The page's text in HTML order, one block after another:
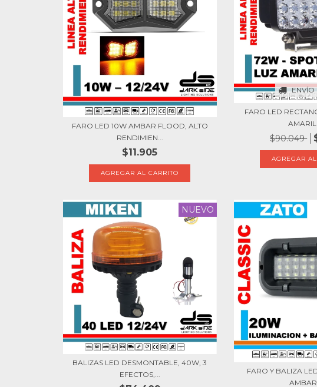
FARO LED 10W AMBAR FLOOD, ALTO
RENDIMIEN...
$11.905
ENVÍO
FARO LED
$90.049
NUEVO
BALIZAS LED DESMONTABLE, 40W, 3
EFECTOS,...
FARO Y BALIZA
AMBAR,